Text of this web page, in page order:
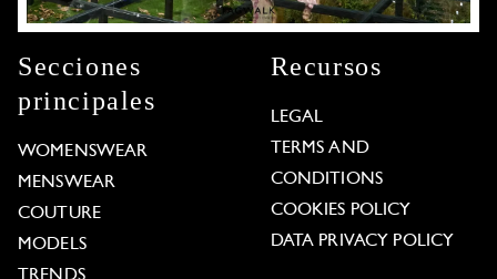
Secciones
principales
WOMENSWEAR
MENSWEAR
COUTURE
MODELS
Recursos
LEGAL
TERMS AND
CONDITIONS
COOKIES POLICY
DATA PRIVACY POLICY